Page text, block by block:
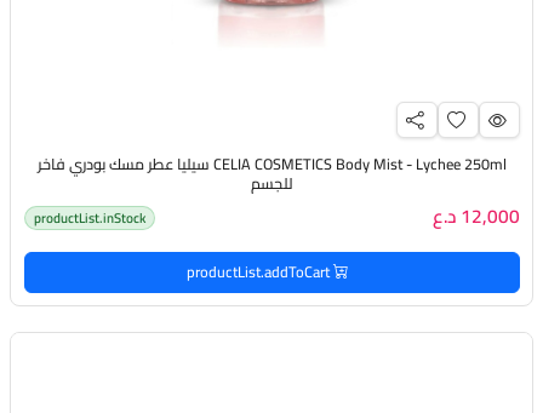
CELIA COSMETICS Body Mist - Lychee 250ml سيليا عطر مسك بودري فاخر
للجسم
12,000 د.ع productList.inStock
productList.addToCart